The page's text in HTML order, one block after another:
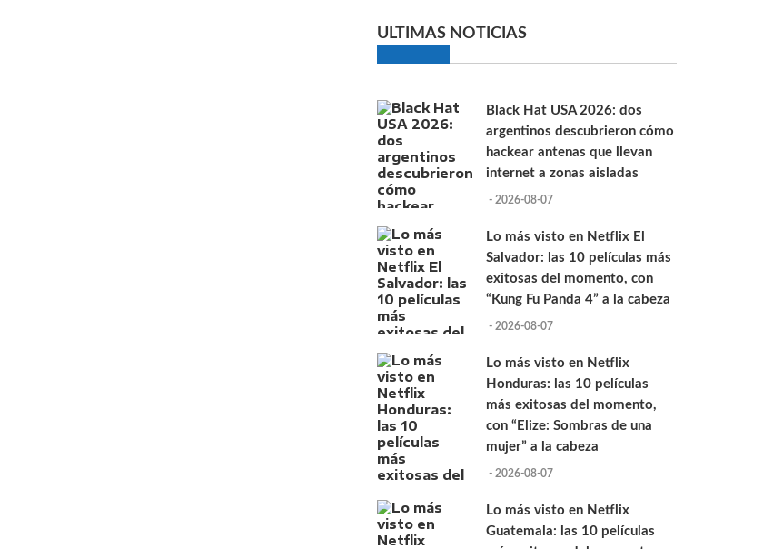
ULTIMAS NOTICIAS
Black Hat USA 2026: dos
argentinos descubrieron cómo
hackear antenas que llevan
internet a zonas aisladas
- 2026-08-07
Lo más visto en Netflix El
Salvador: las 10 películas más
exitosas del momento, con
“Kung Fu Panda 4” a la cabeza
- 2026-08-07
Lo más visto en Netflix
Honduras: las 10 películas
más exitosas del momento,
con “Elize: Sombras de una
mujer” a la cabeza
- 2026-08-07
Lo más visto en Netflix
Guatemala: las 10 películas